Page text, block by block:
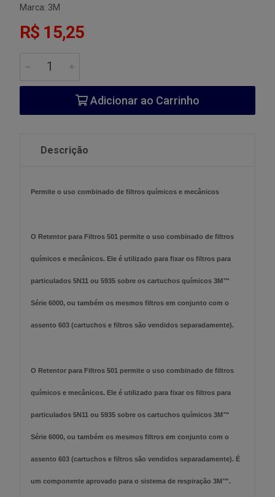
Marca: 3M
R$ 15,25
Adicionar ao Carrinho
Descrição
Permite o uso combinado de filtros químicos e mecânicos
O Retentor para Filtros 501 permite o uso combinado de filtros
químicos e mecânicos. Ele é utilizado para fixar os filtros para
particulados 5N11 ou 5935 sobre os cartuchos químicos 3M™
Série 6000, ou também os mesmos filtros em conjunto com o
assento 603 (cartuchos e filtros são vendidos separadamente).
O Retentor para Filtros 501 permite o uso combinado de filtros
químicos e mecânicos. Ele é utilizado para fixar os filtros para
particulados 5N11 ou 5935 sobre os cartuchos químicos 3M™
Série 6000, ou também os mesmos filtros em conjunto com o
assento 603 (cartuchos e filtros são vendidos separadamente). É
um componente aprovado para o sistema de respiração 3M™.